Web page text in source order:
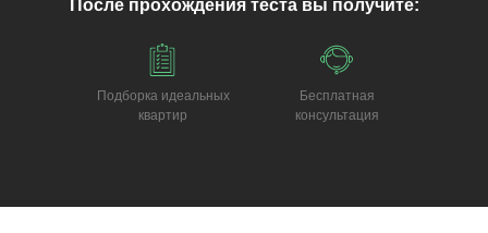
После прохождения теста вы получите:
Бесплатная
консультация
Подборка идеальных
квартир